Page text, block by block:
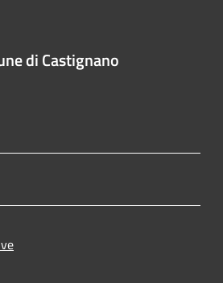
di Castignano